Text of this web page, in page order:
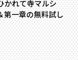
かれて寺マルシ
第一章の無料試し